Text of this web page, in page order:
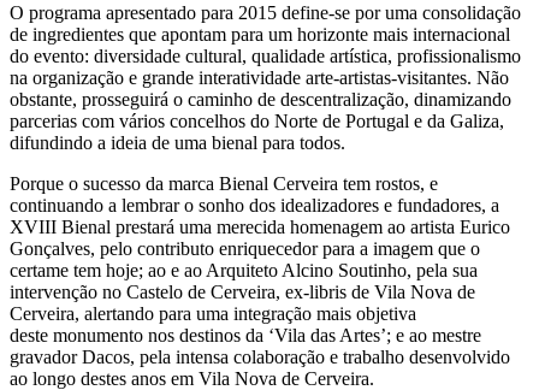
O programa apresentado para 2015 define-se por uma consolidação
de ingredientes que apontam para um horizonte mais internacional
do evento: diversidade cultural, qualidade artística, profissionalismo
na organização e grande interatividade arte-artistas-visitantes. Não
obstante, prosseguirá o caminho de descentralização, dinamizando
parcerias com vários concelhos do Norte de Portugal e da Galiza,
difundindo a ideia de uma bienal para todos.
Porque o sucesso da marca Bienal Cerveira tem rostos, e
continuando a lembrar o sonho dos idealizadores e fundadores, a
XVIII Bienal prestará uma merecida homenagem ao artista Eurico
Gonçalves, pelo contributo enriquecedor para a imagem que o
certame tem hoje; ao e ao Arquiteto Alcino Soutinho, pela sua
intervenção no Castelo de Cerveira, ex-libris de Vila Nova de
Cerveira, alertando para uma integração mais objetiva
deste monumento nos destinos da ‘Vila das Artes’; e ao mestre
gravador Dacos, pela intensa colaboração e trabalho desenvolvido
ao longo destes anos em Vila Nova de Cerveira.